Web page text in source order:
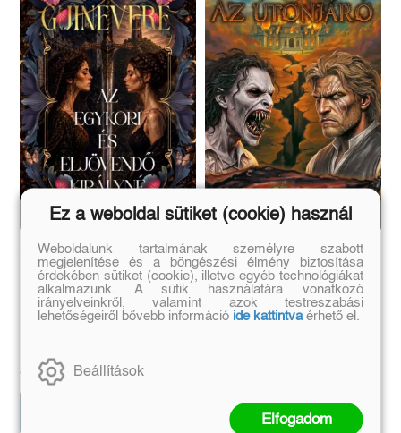
Guinevere
(E-könyv)
Eredeti ár:
4 499 Ft
Az útonjáró
(E-könyv)
Kosárba
Ez a weboldal sütiket (cookie) használ
Weboldalunk tartalmának személyre szabott
megjelenítése és a böngészési élmény biztosítása
érdekében sütiket (cookie), illetve egyéb technológiákat
alkalmazunk. A sütik használatára vonatkozó
irányelveinkről, valamint azok testreszabási
lehetőségeiről bővebb információ ide kattintvaérhető el.
Beállítások
Elfogadom